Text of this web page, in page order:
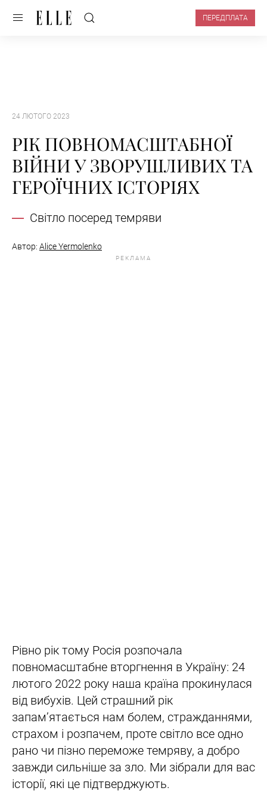
ПЕРЕДПЛАТА
24 ЛЮТОГО 2023
РІК ПОВНОМАСШТАБНОЇ
ВІЙНИ У ЗВОРУШЛИВИХ ТА
ГЕРОЇЧНИХ ІСТОРІЯХ
Світло посеред темряви
Автор: Alice Yermolenko
РЕКЛАМА
Рівно рік тому Росія розпочала
повномасштабне вторгнення в Україну: 24
лютого 2022 року наша країна прокинулася
від вибухів. Цей страшний рік
запам’ятається нам болем, стражданнями,
страхом і розпачем, проте світло все одно
рано чи пізно переможе темряву, а добро
завжди сильніше за зло. Ми зібрали для вас
історії, які це підтверджують.